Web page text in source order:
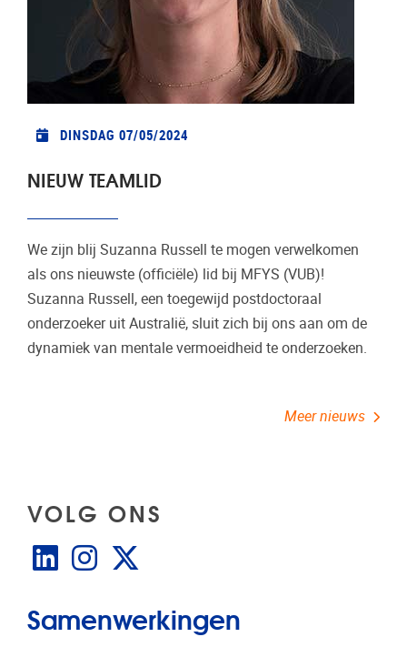
DINSDAG 07/05/2024
NIEUW TEAMLID
We zijn blij Suzanna Russell te mogen verwelkomen
als ons nieuwste (officiële) lid bij MFYS (VUB)!
Suzanna Russell, een toegewijd postdoctoraal
onderzoeker uit Australië, sluit zich bij ons aan om de
dynamiek van mentale vermoeidheid te onderzoeken.
Meer nieuws
VOLG ONS
LinkedInInstagram
Samenwerkingen